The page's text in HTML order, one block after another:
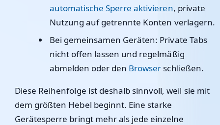
automatische Sperre aktivieren, private
Nutzung auf getrennte Konten verlagern.
Bei gemeinsamen Geräten: Private Tabs
nicht offen lassen und regelmäßig
abmelden oder den Browser schließen.
Diese Reihenfolge ist deshalb sinnvoll, weil sie mit
dem größten Hebel beginnt. Eine starke
Gerätesperre bringt mehr als jede einzelne